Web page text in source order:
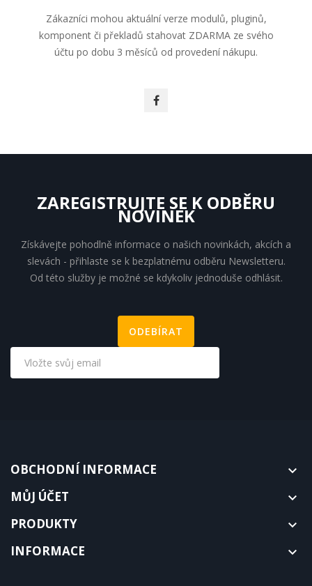
Zákazníci mohou aktuální verze modulů, pluginů,
komponent či překladů stahovat ZDARMA ze svého
účtu po dobu 3 měsíců od provedení nákupu.
ZAREGISTRUJTE SE K ODBĚRU
NOVINEK
Získávejte pohodlně informace o našich novinkách, akcích a
slevách - přihlaste se k bezplatnému odběru Newsletteru.
Od této služby je možné se kdykoliv jednoduše odhlásit.
OBCHODNÍ INFORMACE 
MŮJ ÚČET 
PRODUKTY 
INFORMACE 